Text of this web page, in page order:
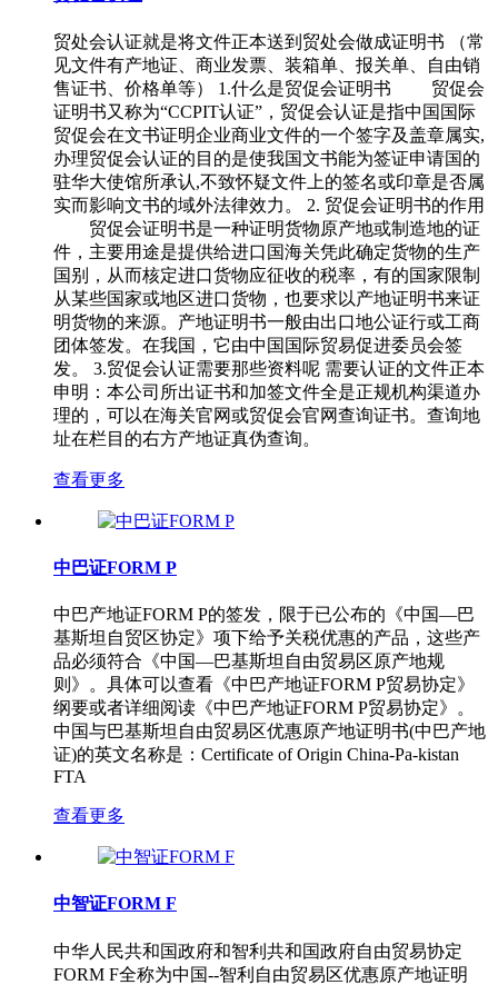
贸处会认证就是将文件正本送到贸处会做成证明书 （常
见文件有产地证、商业发票、装箱单、报关单、自由销
售证书、价格单等） 1.什么是贸促会证明书 贸促会
证明书又称为“CCPIT认证”，贸促会认证是指中国国际
贸促会在文书证明企业商业文件的一个签字及盖章属实,
办理贸促会认证的目的是使我国文书能为签证申请国的
驻华大使馆所承认,不致怀疑文件上的签名或印章是否属
实而影响文书的域外法律效力。 2. 贸促会证明书的作用
贸促会证明书是一种证明货物原产地或制造地的证
件，主要用途是提供给进口国海关凭此确定货物的生产
国别，从而核定进口货物应征收的税率，有的国家限制
从某些国家或地区进口货物，也要求以产地证明书来证
明货物的来源。产地证明书一般由出口地公证行或工商
团体签发。在我国，它由中国国际贸易促进委员会签
发。 3.贸促会认证需要那些资料呢 需要认证的文件正本 ​
申明：本公司所出证书和加签文件全是正规机构渠道办
理的，可以在海关官网或贸促会官网查询证书。查询地
址在栏目的右方产地证真伪查询。
查看更多
中巴证FORM P
中巴产地证FORM P的签发，限于已公布的《中国—巴
基斯坦自贸区协定》项下给予关税优惠的产品，这些产
品必须符合《中国—巴基斯坦自由贸易区原产地规
则》。具体可以查看《中巴产地证FORM P贸易协定》
纲要或者详细阅读《中巴产地证FORM P贸易协定》。
中国与巴基斯坦自由贸易区优惠原产地证明书(中巴产地
证)的英文名称是：Certificate of Origin China-Pa-kistan
FTA
查看更多
中智证FORM F
中华人民共和国政府和智利共和国政府自由贸易协定
FORM F全称为中国--智利自由贸易区优惠原产地证明